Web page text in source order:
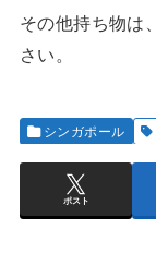
その他持ち物は、
さい。
シンガポール
ポスト